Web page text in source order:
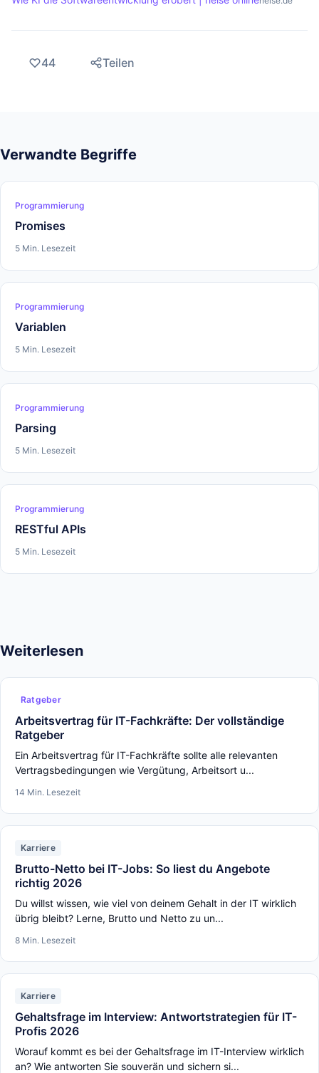
44 Teilen
Verwandte Begriffe
Programmierung
Promises
5 Min. Lesezeit
Programmierung
Variablen
5 Min. Lesezeit
Programmierung
Parsing
5 Min. Lesezeit
Programmierung
RESTful APIs
5 Min. Lesezeit
Weiterlesen
Ratgeber
Arbeitsvertrag für IT-Fachkräfte: Der vollständige
Ratgeber
Ein Arbeitsvertrag für IT-Fachkräfte sollte alle relevanten
Vertragsbedingungen wie Vergütung, Arbeitsort u...
14 Min. Lesezeit
Karriere
Brutto-Netto bei IT-Jobs: So liest du Angebote
richtig 2026
Du willst wissen, wie viel von deinem Gehalt in der IT wirklich
übrig bleibt? Lerne, Brutto und Netto zu un...
8 Min. Lesezeit
Karriere
Gehaltsfrage im Interview: Antwortstrategien für IT-
Profis 2026
Worauf kommt es bei der Gehaltsfrage im IT-Interview wirklich
an? Wie antworten Sie souverän und sichern si...